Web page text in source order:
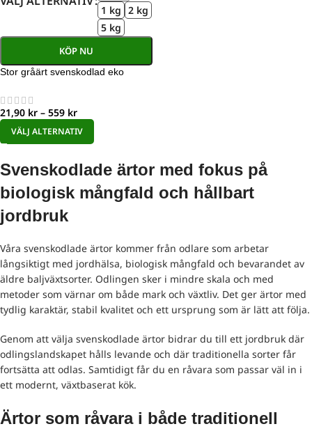
1 kg 2 kg
5 kg
KÖP NU
Stor gråärt svenskodlad eko
21,90 kr – 559 kr
VÄLJ ALTERNATIV
Svenskodlade ärtor med fokus på
biologisk mångfald och hållbart
jordbruk
Våra svenskodlade ärtor kommer från odlare som arbetar
långsiktigt med jordhälsa, biologisk mångfald och bevarandet av
äldre baljväxtsorter. Odlingen sker i mindre skala och med
metoder som värnar om både mark och växtliv. Det ger ärtor med
tydlig karaktär, stabil kvalitet och ett ursprung som är lätt att följa.
Genom att välja svenskodlade ärtor bidrar du till ett jordbruk där
odlingslandskapet hålls levande och där traditionella sorter får
fortsätta att odlas. Samtidigt får du en råvara som passar väl in i
ett modernt, växtbaserat kök.
Ärtor som råvara i både traditionell